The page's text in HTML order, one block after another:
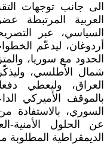
الى جانب توجهات
العربية المرتبطة
السياسي، عبر
أردوغان، ليدعّم
الحدود مع سوريا،
شمال الأطلسي،
العراق، وليعطي
بالموقف الأميركي
السوري،
عن الحلول الأمنية-
الديمقراطية